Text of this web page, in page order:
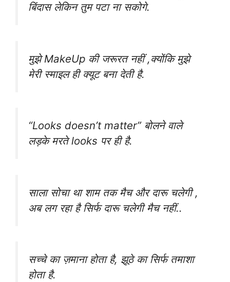
बिंदास लेकिन तुम पटा ना सकोगे.
मुझे MakeUp की जरूरत नहीं ,क्योंकि मुझे
मेरी स्माइल ही क्यूट बना देती है.
“Looks doesn’t matter” बोलने वाले
लड़के मरते looks पर ही है.
साला सोचा था शाम तक मैच और दारू चलेगी ,
अब लग रहा है सिर्फ दारू चलेगी मैच नहीं..
सच्चे का ज़माना होता है, झूठे का सिर्फ तमाशा
होता है.